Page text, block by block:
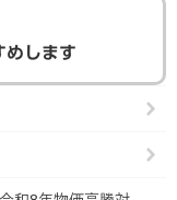
めします